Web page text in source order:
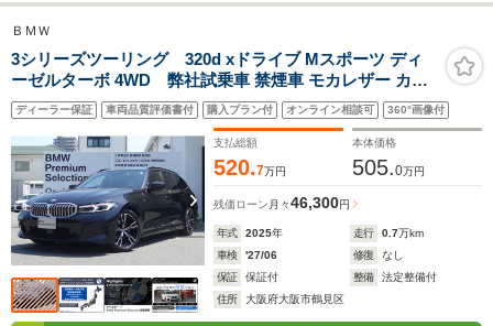
ＢＭＷ
3シリーズツーリング 320d xドライブ Mスポーツ ディ
ーゼルターボ 4WD 弊社試乗車 禁煙車 モカレザー カー
ブドディスプレイ シートヒーター 純正18インチAW ヘッ
ドアップディスプレイ ワイヤレスチャージ 全周囲カメラ
電動リアゲート LEDヘッドライト
ディーラー保証 車両品質評価書付 購入プラン付 オンライン相談可 360°画像付
支払総額
520.7万円
本体価格
505.0万円
残価ローン 月々46,300円
年式 2025年 走行 0.7万km
車検
'27/06 修復
なし
保証
保証付 整備
法定整備付
住所
大阪府大阪市鶴見区